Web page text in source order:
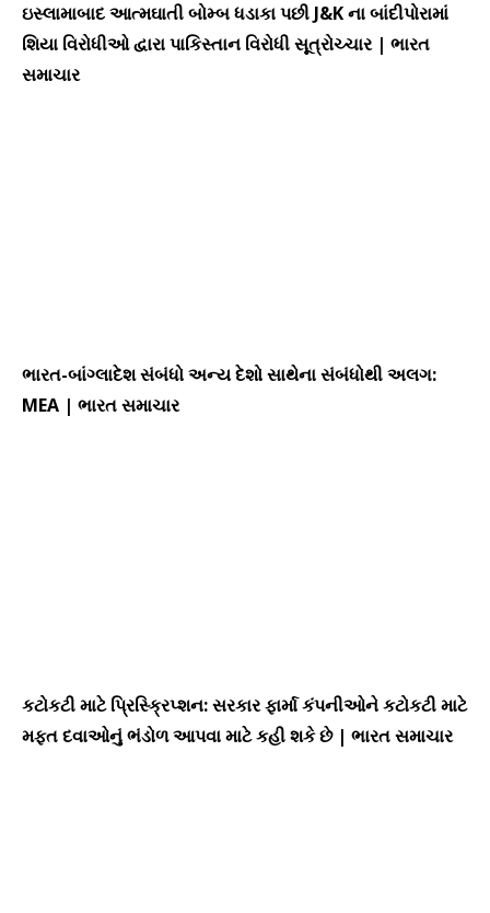
ઇસ્લામાબાદ આત્મઘાતી બોમ્બ ધડાકા પછી J&K ના બાંદીપોરામાં
શિયા વિરોધીઓ દ્વારા પાકિસ્તાન વિરોધી સૂત્રોચ્ચાર | ભારત
સમાચાર
ભારત-બાંગ્લાદેશ સંબંધો અન્ય દેશો સાથેના સંબંધોથી અલગ:
MEA | ભારત સમાચાર
કટોકટી માટે પ્રિસ્ક્રિપ્શન: સરકાર ફાર્મા કંપનીઓને કટોકટી માટે
મફત દવાઓનું ભંડોળ આપવા માટે કહી શકે છે | ભારત સમાચાર